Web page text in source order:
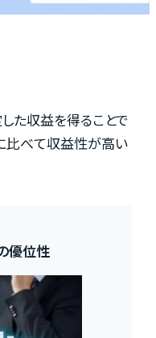
た収益を得ることで
比べて収益性が高い
優位性